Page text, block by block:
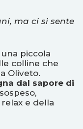
ma ci si sente
piccola
colline che
Oliveto.
dal sapore di
e della